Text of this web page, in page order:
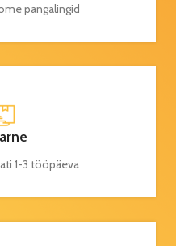
pangalingid
1-3 tööpäeva